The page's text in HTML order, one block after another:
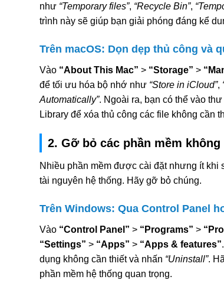
như “Temporary files”, “Recycle Bin”,
trình này sẽ giúp bạn giải phóng đáng kể
Trên macOS: Dọn dẹp thủ công và
Vào “About This Mac” > “Storage” >
để tối ưu hóa bộ nhớ như “Store in iCloud”,
Automatically”. Ngoài ra, bạn có thể vào thư
Library để xóa thủ công các file không cần
2. Gỡ bỏ các phần mềm không
Nhiều phần mềm được cài đặt nhưng ít khi
tài nguyên hệ thống. Hãy gỡ bỏ chúng.
Trên Windows: Qua Control Panel
Vào “Control Panel” > “Programs” >
“Settings” > “Apps” > “Apps & features”
dụng không cần thiết và nhấn “Uninstall”.
phần mềm hệ thống quan trọng.